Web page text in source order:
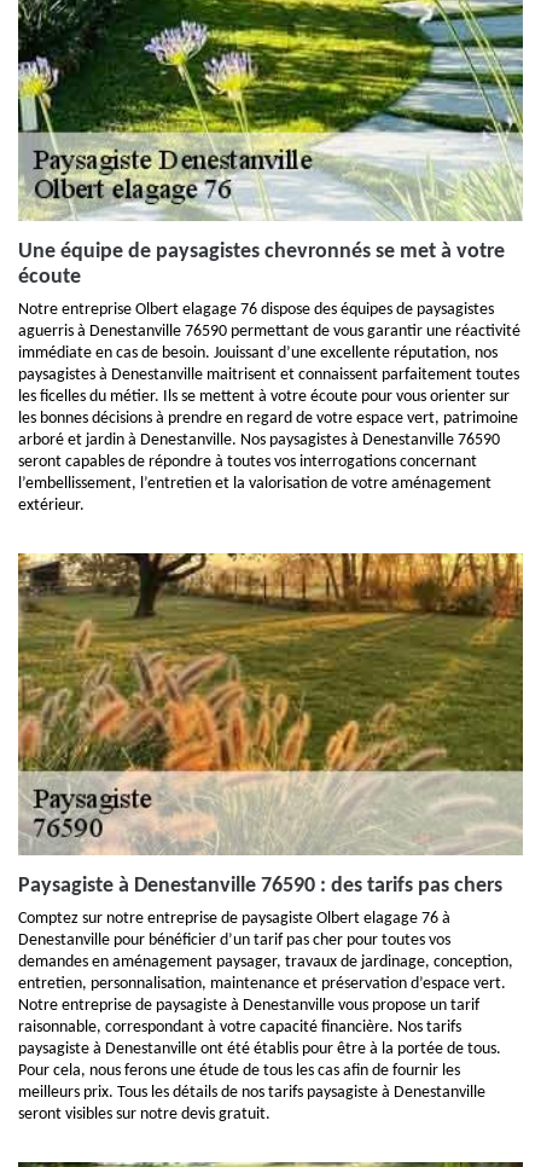
Une équipe de paysagistes chevronnés se met à votre
écoute
Notre entreprise Olbert elagage 76 dispose des équipes de paysagistes
aguerris à Denestanville 76590 permettant de vous garantir une réactivité
immédiate en cas de besoin. Jouissant d’une excellente réputation, nos
paysagistes à Denestanville maitrisent et connaissent parfaitement toutes
les ficelles du métier. Ils se mettent à votre écoute pour vous orienter sur
les bonnes décisions à prendre en regard de votre espace vert, patrimoine
arboré et jardin à Denestanville. Nos paysagistes à Denestanville 76590
seront capables de répondre à toutes vos interrogations concernant
l’embellissement, l’entretien et la valorisation de votre aménagement
extérieur.
Paysagiste à Denestanville 76590 : des tarifs pas chers
Comptez sur notre entreprise de paysagiste Olbert elagage 76 à
Denestanville pour bénéficier d’un tarif pas cher pour toutes vos
demandes en aménagement paysager, travaux de jardinage, conception,
entretien, personnalisation, maintenance et préservation d’espace vert.
Notre entreprise de paysagiste à Denestanville vous propose un tarif
raisonnable, correspondant à votre capacité financière. Nos tarifs
paysagiste à Denestanville ont été établis pour être à la portée de tous.
Pour cela, nous ferons une étude de tous les cas afin de fournir les
meilleurs prix. Tous les détails de nos tarifs paysagiste à Denestanville
seront visibles sur notre devis gratuit.